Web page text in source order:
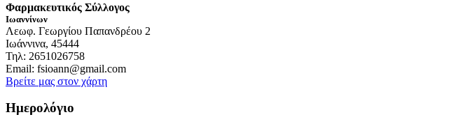
Φαρμακευτικός Σύλλογος
Ιωαννίνων
Λεωφ. Γεωργίου Παπανδρέου 2
Ιωάννινα, 45444
Τηλ: 2651026758
Email: fsioann@gmail.com
Βρείτε μας στον χάρτη
Ημερολόγιο